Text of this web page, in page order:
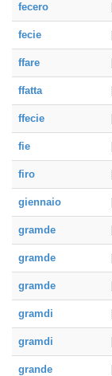
fecero
fecie
ffare
ffatta
ffecie
fie
firo
giennaio
gramde
gramde
gramde
gramdi
gramdi
grande